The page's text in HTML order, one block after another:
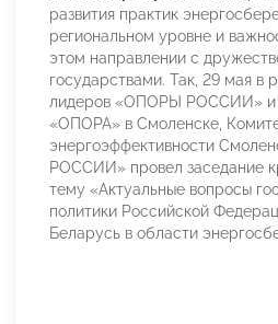
развития практик
региональном уровне и
этом направлении с
государствами. Так, 29 мая в
лидеров «ОПОРЫ РОССИИ» и
«ОПОРА» в Смоленске,
энергоэффективности
РОССИИ» провел заседание
тему «Актуальные вопросы
политики Российской
Беларусь в области